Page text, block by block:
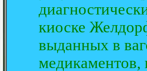
киоске
выданных в
медикаментов,